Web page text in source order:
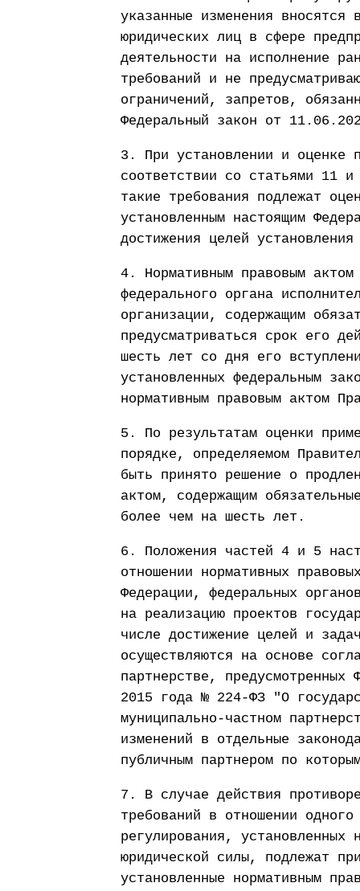
указанные изменения вносятся
юридических лиц в сфере
деятельности на исполнение
требований и не
ограничений, запретов,
Федеральный закон от
3. При установлении и оценке
соответствии со статьями 11
такие требования подлежат
установленным настоящим
достижения целей
4. Нормативным правовым актом
федерального органа
организации, содержащим
предусматриваться срок его
шесть лет со дня его
установленных федеральным
нормативным правовым актом
5. По результатам оценки
порядке, определяемом
быть принято решение о
актом, содержащим
более чем на шесть лет.
6. Положения частей 4 и 5
отношении нормативных
Федерации, федеральных
на реализацию проектов
числе достижение целей и
осуществляются на основе
партнерстве, предусмотренных
2015 года № 224-ФЗ "О
муниципально-частном
изменений в отдельные
публичным партнером по
7. В случае действия
требований в отношении
регулирования, установленных
юридической силы, подлежат
установленные нормативным